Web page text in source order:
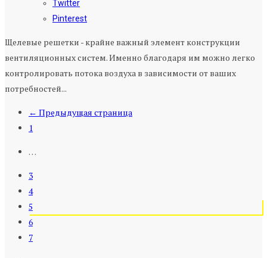
Twitter
Pinterest
Щелевые решетки - крайне важный элемент конструкции
вентиляционных систем. Именно благодаря им можно легко
контролировать потока воздуха в зависимости от ваших
потребностей...
← Предыдущая страница
1
…
3
4
5
6
7